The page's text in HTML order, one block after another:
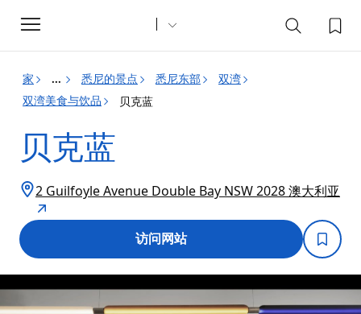
Toggle
navigation
家 ... 悉尼的景点 悉尼东部
双湾
双湾美食与饮品
贝克蓝
贝克蓝
2 Guilfoyle Avenue Double Bay NSW 2028 澳大利亚
访问网站